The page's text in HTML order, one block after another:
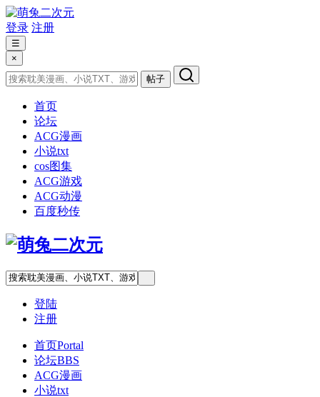
登录 注册
☰
×
帖子
首页
论坛
ACG漫画
小说txt
cos图集
ACG游戏
ACG动漫
百度秒传
登陆
注册
首页Portal
论坛BBS
ACG漫画
小说txt